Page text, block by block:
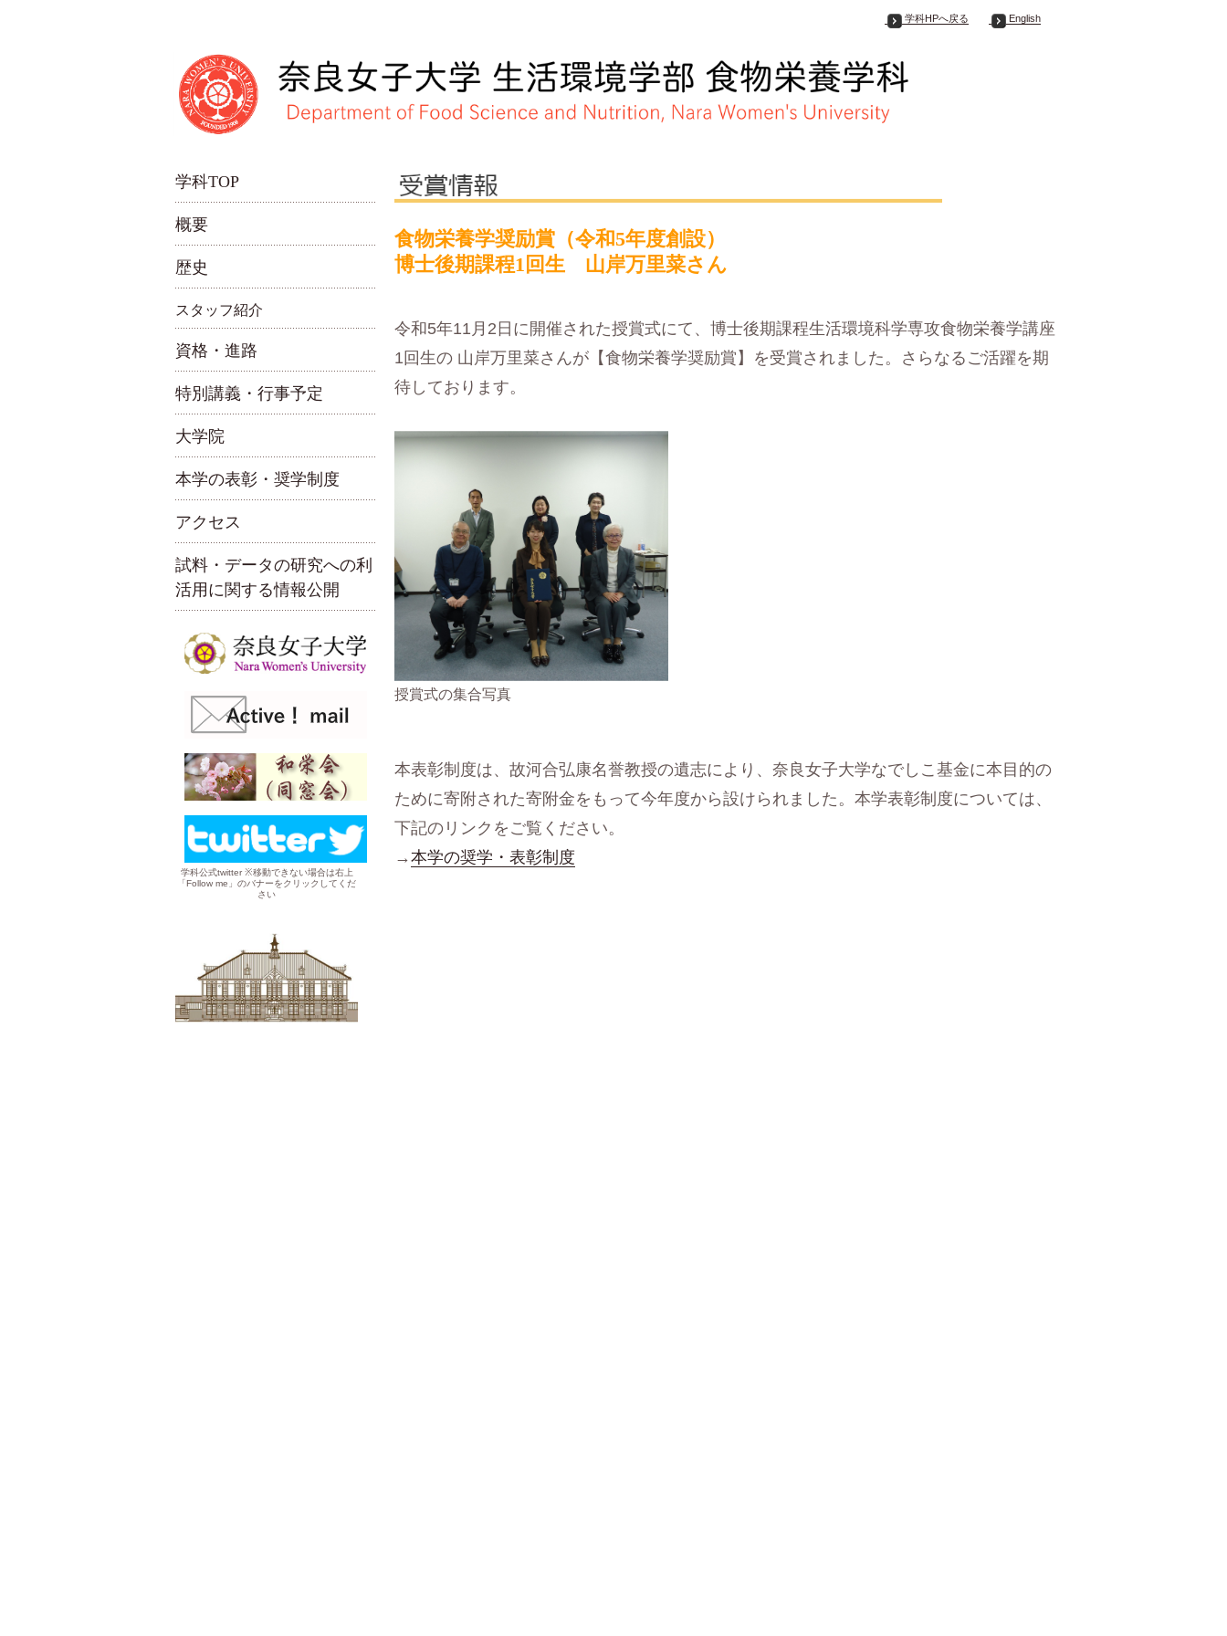
学科HPへ戻る English
食物栄養学奨励賞（令和5年度創設）
博士後期課程1回生 山岸万里菜さん
令和5年11月2日に開催された授賞式にて、博士後期課程生活環境科学専攻食物栄養学講座
1回生の 山岸万里菜さんが【食物栄養学奨励賞】を受賞されました。さらなるご活躍を期
待しております。
授賞式の集合写真
本表彰制度は、故河合弘康名誉教授の遺志により、奈良女子大学なでしこ基金に本目的の
ために寄附された寄附金をもって今年度から設けられました。 本学表彰制度については、
下記のリンクをご覧ください。
→本学の奨学・表彰制度
学科TOP
概要
歴史
スタッフ紹介
資格・進路
特別講義・行事予定
大学院
本学の表彰・奨学制度
アクセス
試料・データの研究への利
活用に関する情報公開
学科公式twitter ※移動できない場合は右上
「Follow me」のバナーをクリックしてくだ
さい